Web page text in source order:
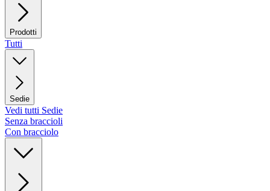
Prodotti
Tutti
Sedie
Vedi tutti Sedie
Senza braccioli
Con bracciolo